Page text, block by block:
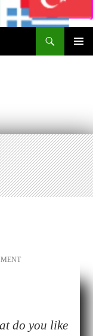
do you like